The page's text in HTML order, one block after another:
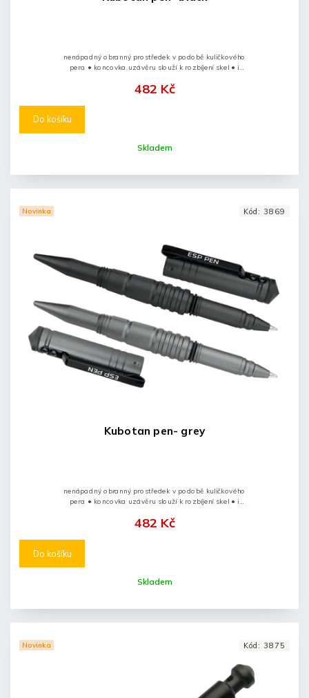
Skladem
482 Kč
Do košíku
nenápadný obranný prostředek v podobě kuličkového
pera ● koncovka uzávěru slouží k rozbíjení skel ● i
vyrobené z odolného...
Novinka
Kubotan pen- grey
Skladem
482 Kč
Do košíku
nenápadný obranný prostředek v podobě kuličkového
pera ● koncovka uzávěru slouží k rozbíjení skel ● i
vyrobené z odolného...
Kód: 3869
Novinka Kód: 3875